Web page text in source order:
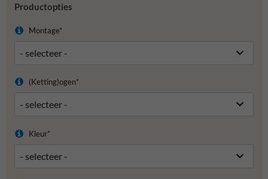
Productopties
Montage*
(Ketting)ogen*
Kleur*